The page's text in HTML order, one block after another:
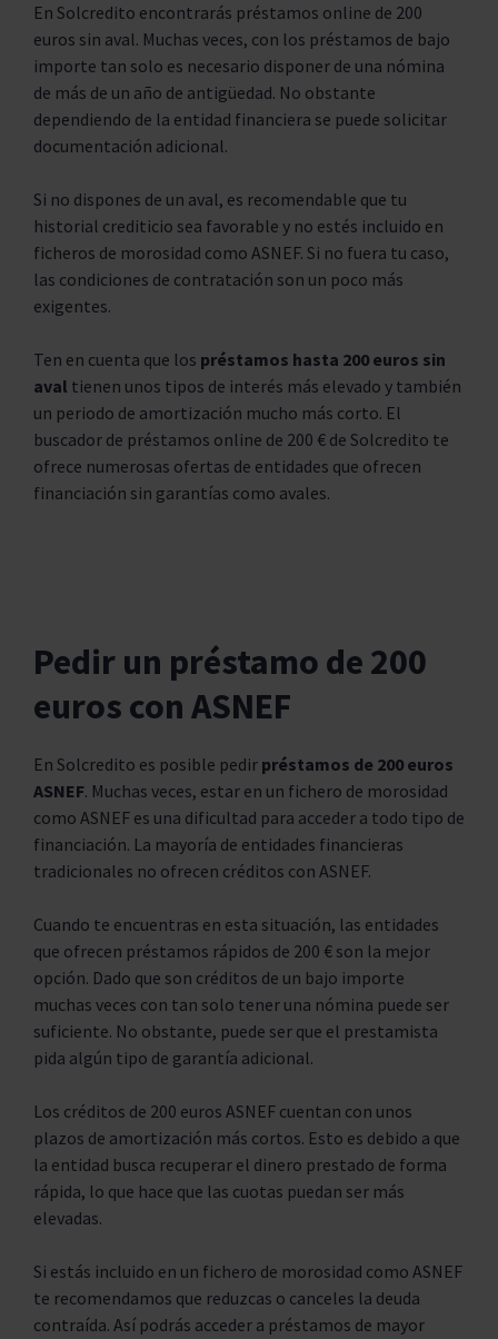
En Solcredito encontrarás préstamos online de 200
euros sin aval. Muchas veces, con los préstamos de bajo
importe tan solo es necesario disponer de una nómina
de más de un año de antigüedad. No obstante
dependiendo de la entidad financiera se puede solicitar
documentación adicional.
Si no dispones de un aval, es recomendable que tu
historial crediticio sea favorable y no estés incluido en
ficheros de morosidad como ASNEF. Si no fuera tu caso,
las condiciones de contratación son un poco más
exigentes.
Ten en cuenta que los préstamos hasta 200 euros sin
aval tienen unos tipos de interés más elevado y también
un periodo de amortización mucho más corto. El
buscador de préstamos online de 200 € de Solcredito te
ofrece numerosas ofertas de entidades que ofrecen
financiación sin garantías como avales.
Pedir un préstamo de 200
euros con ASNEF
En Solcredito es posible pedir préstamos de 200 euros
ASNEF. Muchas veces, estar en un fichero de morosidad
como ASNEF es una dificultad para acceder a todo tipo de
financiación. La mayoría de entidades financieras
tradicionales no ofrecen créditos con ASNEF.
Cuando te encuentras en esta situación, las entidades
que ofrecen préstamos rápidos de 200 € son la mejor
opción. Dado que son créditos de un bajo importe
muchas veces con tan solo tener una nómina puede ser
suficiente. No obstante, puede ser que el prestamista
pida algún tipo de garantía adicional.
Los créditos de 200 euros ASNEF cuentan con unos
plazos de amortización más cortos. Esto es debido a que
la entidad busca recuperar el dinero prestado de forma
rápida, lo que hace que las cuotas puedan ser más
elevadas.
Si estás incluido en un fichero de morosidad como ASNEF
te recomendamos que reduzcas o canceles la deuda
contraída. Así podrás acceder a préstamos de mayor